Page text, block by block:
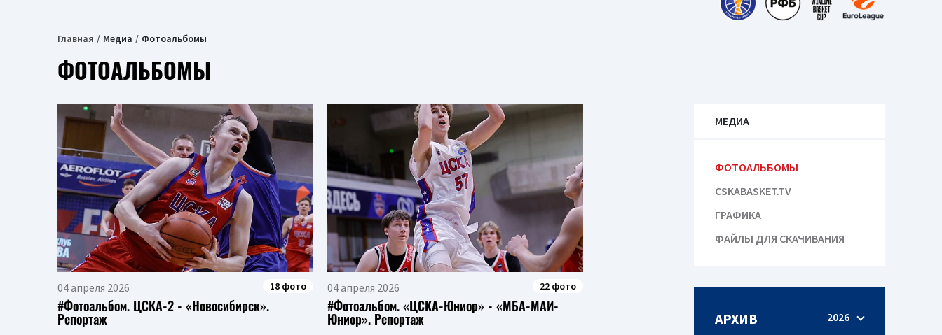
Главная Медиа Фотоальбомы
ФОТОАЛЬБОМЫ
04 апреля 2026 18 фото
#Фотоальбом. ЦСКА-2 - «Новосибирск».
Репортаж
04 апреля 2026 22 фото
#Фотоальбом. «ЦСКА-Юниор» - «МБА-МАИ-
Юниор». Репортаж
МЕДИА
ФОТОАЛЬБОМЫ
CSKABASKET.TV
ГРАФИКА
ФАЙЛЫ ДЛЯ СКАЧИВАНИЯ
АРХИВ 2026